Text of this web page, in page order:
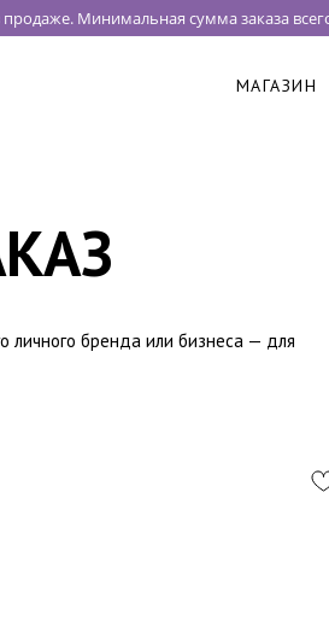
Минимальная сумма заказа всего
МАГАЗИН
личного бренда или бизнеса — для